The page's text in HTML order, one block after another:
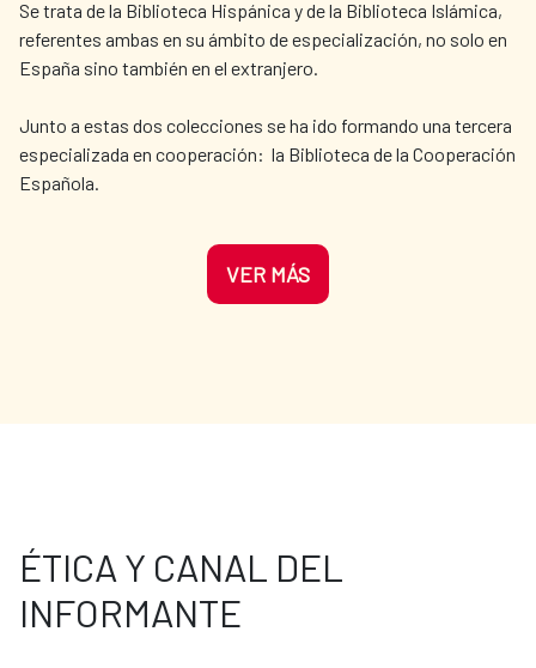
Se trata de la Biblioteca Hispánica y de la Biblioteca Islámica,
referentes ambas en su ámbito de especialización, no solo en
España sino también en el extranjero.
Junto a estas dos colecciones se ha ido formando una tercera
especializada en cooperación: la Biblioteca de la Cooperación
Española.
VER MÁS
ÉTICA Y CANAL DEL
INFORMANTE